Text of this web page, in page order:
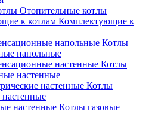
Отопительные котлы
Комплектующие к
Котлы
напольные
Котлы
настенные
Котлы
настенные
Котлы газовые